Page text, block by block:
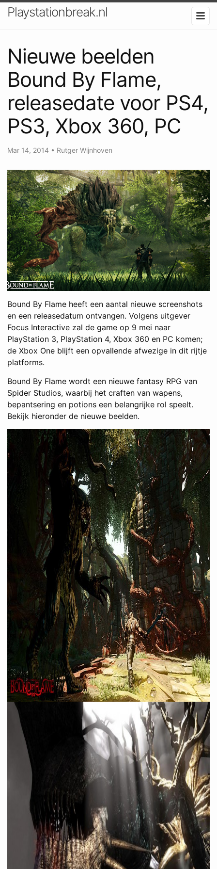
Playstationbreak.nl
Nieuwe beelden
Bound By Flame,
releasedate voor PS4,
PS3, Xbox 360, PC
Mar 14, 2014 • Rutger Wijnhoven
Bound By Flame heeft een aantal nieuwe screenshots
en een releasedatum ontvangen. Volgens uitgever
Focus Interactive zal de game op 9 mei naar
PlayStation 3, PlayStation 4, Xbox 360 en PC komen;
de Xbox One blijft een opvallende afwezige in dit rijtje
platforms.
Bound By Flame wordt een nieuwe fantasy RPG van
Spider Studios, waarbij het craften van wapens,
bepantsering en potions een belangrijke rol speelt.
Bekijk hieronder de nieuwe beelden.